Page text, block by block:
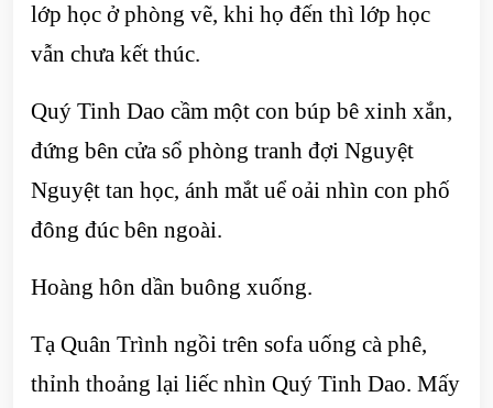
lớp học ở phòng vẽ, khi họ đến thì lớp học
vẫn chưa kết thúc.
Quý Tinh Dao cầm một con búp bê xinh xắn,
đứng bên cửa sổ phòng tranh đợi Nguyệt
Nguyệt tan học, ánh mắt uể oải nhìn con phố
đông đúc bên ngoài.
Hoàng hôn dần buông xuống.
Tạ Quân Trình ngồi trên sofa uống cà phê,
thỉnh thoảng lại liếc nhìn Quý Tinh Dao. Mấy